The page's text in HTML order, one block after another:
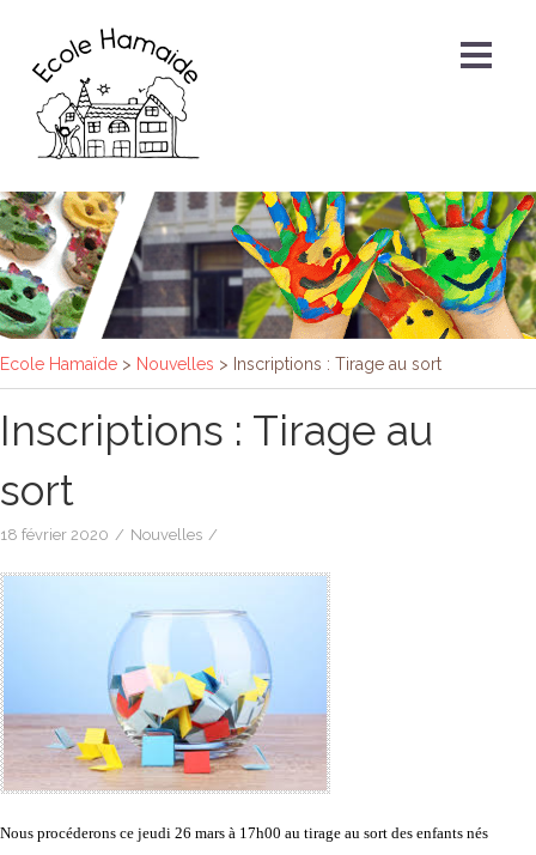
Ecole Hamaïde > Nouvelles > Inscriptions : Tirage au sort
Inscriptions : Tirage au
sort
18 février 2020 / Nouvelles /
Nous procéderons ce jeudi 26 mars à 17h00 au tirage au sort des enfants nés